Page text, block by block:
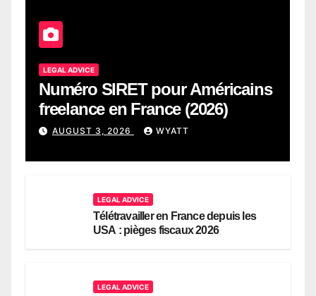
LEGAL ADVICE
Numéro SIRET pour Américains
freelance en France (2026)
AUGUST 3, 2026 WYATT
LEGAL ADVICE
Télétravailler en France depuis les
USA : pièges fiscaux 2026
LEGAL ADVICE